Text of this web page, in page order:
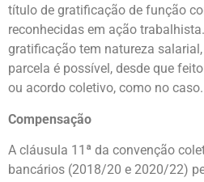
título de gratificação de função
reconhecidas em ação
gratificação tem natureza
parcela é possível, desde que
ou acordo coletivo, como no caso.
Compensação
A cláusula 11ª da convenção
bancários (2018/20 e 2020/22)